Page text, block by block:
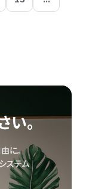
い。
に。
ステム